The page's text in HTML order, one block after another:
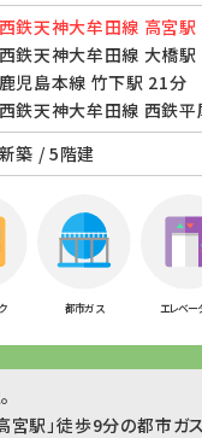
西鉄天神大牟田線 高宮
西鉄天神大牟田線 大橋
鹿児島本線 竹下駅 21分
西鉄天神大牟田線 西鉄
新築 / 5階建
都市ガス エレベー
宮駅」徒歩9分の都市ガ